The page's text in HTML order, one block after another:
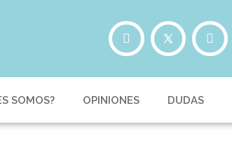
SOMOS? OPINIONES DUDAS